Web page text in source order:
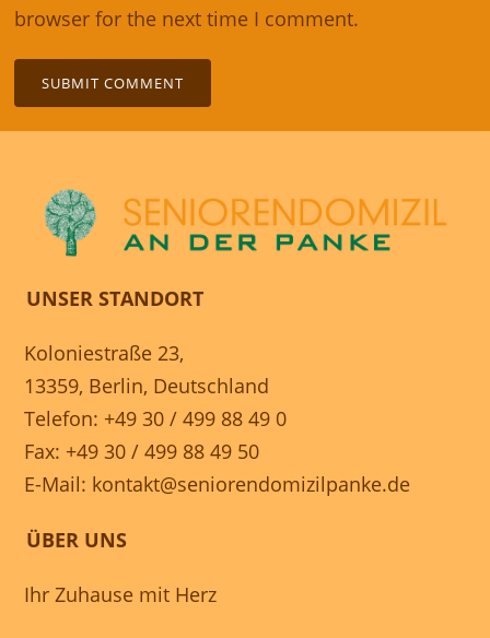
browser for the next time I comment.
UNSER STANDORT
Koloniestraße 23,
13359, Berlin, Deutschland
Telefon: +49 30 / 499 88 49 0
Fax: +49 30 / 499 88 49 50
E-Mail: kontakt@seniorendomizilpanke.de
ÜBER UNS
Ihr Zuhause mit Herz